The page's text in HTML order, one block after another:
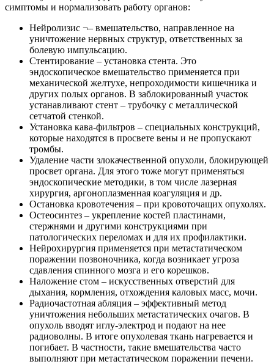
симптомы и нормализовать работу органов:
Нейролизис ¬– вмешательство, направленное на
уничтожение нервных структур, ответственных за
болевую импульсацию.
Стентирование – установка стента. Это
эндоскопическое вмешательство применяется при
механической желтухе, непроходимости кишечника и
других полых органов. В заблокированный участок
устанавливают стент – трубочку с металлической
сетчатой стенкой.
Установка кава-фильтров – специальных конструкций,
которые находятся в просвете вены и не пропускают
тромбы.
Удаление части злокачественной опухоли, блокирующей
просвет органа. Для этого тоже могут применяться
эндоскопические методики, в том числе лазерная
хирургия, аргоноплазменная коагуляция и др.
Остановка кровотечения – при кровоточащих опухолях.
Остеосинтез – укрепление костей пластинами,
стержнями и другими конструкциями при
патологических переломах и для их профилактики.
Нейрохирургия применяется при метастатическом
поражении позвоночника, когда возникает угроза
сдавления спинного мозга и его корешков.
Наложение стом – искусственных отверстий для
дыхания, кормления, отхождения каловых масс, мочи.
Радиочастотная абляция – эффективный метод
уничтожения небольших метастатических очагов. В
опухоль вводят иглу-электрод и подают на нее
радиоволны. В итоге опухолевая ткань нагревается и
погибает. В частности, такие вмешательства часто
выполняют при метастатическом поражении печени.